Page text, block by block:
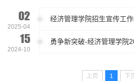
02
2025-04
15
2024-10
上页 1 下